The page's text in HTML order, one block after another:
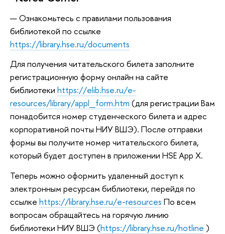
Ознакомьтесь с правилами пользования
библиотекой по ссылке
https://library.hse.ru/documents
Для получения читательского билета заполните
регистрационную форму онлайн на сайте
библиотеки https://elib.hse.ru/e-
resources/library/appl_form.htm (для регистрации Вам
понадобится номер студенческого билета и адрес
корпоративной почты НИУ ВШЭ). После отправки
формы вы получите номер читательского билета,
который будет доступен в приложении HSE App X.
Теперь можно оформить удаленный доступ к
электронным ресурсам библиотеки, перейдя по
ссылке https://library.hse.ru/e-resources По всем
вопросам обращайтесь на горячую линию
библиотеки НИУ ВШЭ (https://library.hse.ru/hotline )